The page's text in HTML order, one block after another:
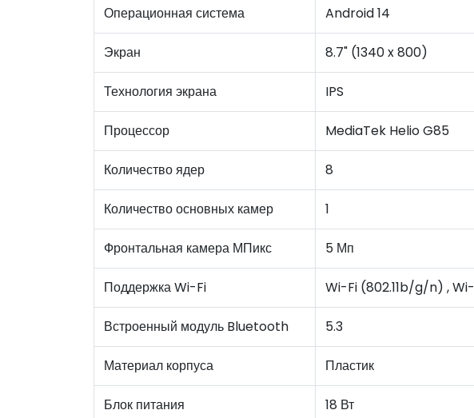
Операционная система Android 14
Экран 8.7" (1340 x 800)
Технология экрана IPS
Процессор MediaTek Helio G85
Количество ядер 8
Количество основных камер 1
Фронтальная камера МПикс 5 Мп
Поддержка Wi-Fi Wi-Fi (802.11b/g/n) ,
Встроенный модуль Bluetooth 5.3
Материал корпуса Пластик
Блок питания 18 Вт